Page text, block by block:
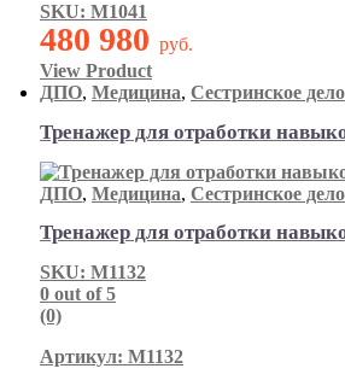
SKU: М1041
480 980 руб.
View Product
ДПО, Медицина, Сестринское дело
Тренажер для отработки
ДПО, Медицина, Сестринское дело
Тренажер для отработки
SKU: М1132
0 out of 5
(0)
Артикул: М1132